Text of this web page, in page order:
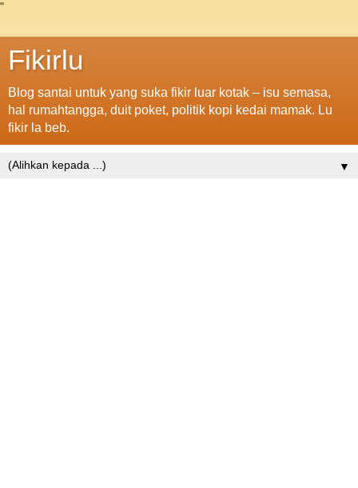
"
Fikirlu
Blog santai untuk yang suka fikir luar kotak – isu semasa,
hal rumahtangga, duit poket, politik kopi kedai mamak. Lu
fikir la beb.
▼